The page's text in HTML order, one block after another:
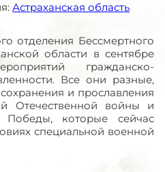
Астраханская область
отделения Бессмертного
области в сентябре
гражданско-
Все они разные,
и прославления
Отечественной войны и
Победы, которые сейчас
специальной военной